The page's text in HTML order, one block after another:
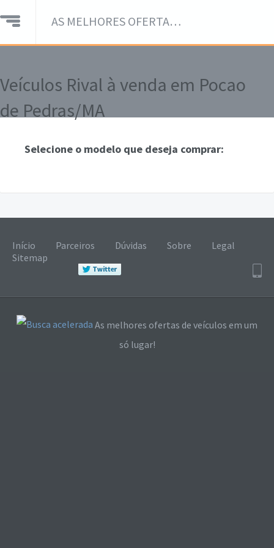
AS MELHORES OFERTAS DE VEÍCULOS EM UM SÓ LUGAR!
Veículos Rival à venda em Pocao
de Pedras/MA
Selecione o modelo que deseja comprar:
Início Parceiros Dúvidas Sobre
Legal
Sitemap
As melhores ofertas de veículos em um
só lugar!